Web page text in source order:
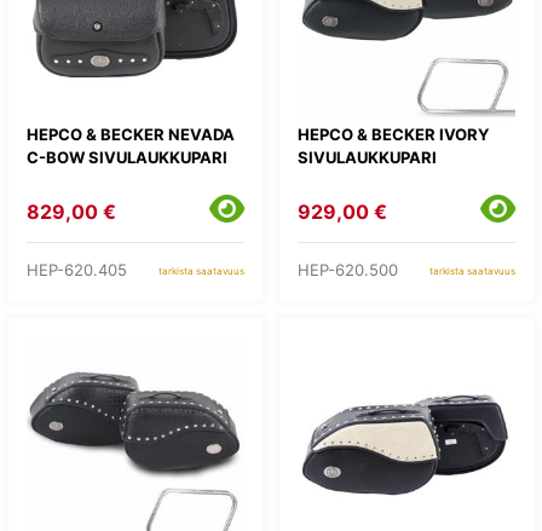
HEPCO & BECKER NEVADA
C-BOW SIVULAUKKUPARI
829,00 €
HEP-620.405 tarkista saatavuus
HEPCO & BECKER IVORY
SIVULAUKKUPARI
929,00 €
HEP-620.500 tarkista saatavuus